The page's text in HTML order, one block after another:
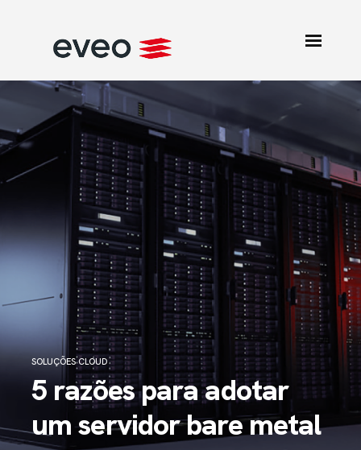
SOLUÇÕES CLOUD
5 razões para adotar
um servidor bare metal